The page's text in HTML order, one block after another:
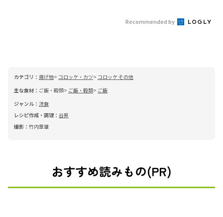
Recommended by
カテゴリ： 揚げ物 コロッケ・カツ
コロッケ その他
主な食材： ご飯・穀類 ご飯・穀類
ご飯
ジャンル： 洋食
レシピ作成・調理： 谷昇
撮影： 竹内章雄
おすすめ読みもの(PR)